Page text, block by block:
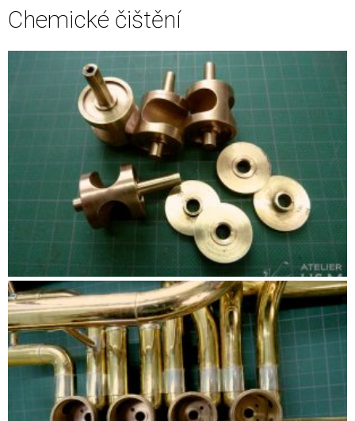
Chemické čištění